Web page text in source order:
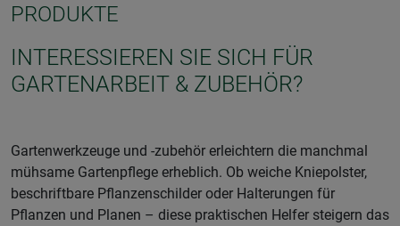
PRODUKTE
INTERESSIEREN SIE SICH FÜR
GARTENARBEIT & ZUBEHÖR?
Gartenwerkzeuge und -zubehör erleichtern die manchmal
mühsame Gartenpflege erheblich. Ob weiche Kniepolster,
beschriftbare Pflanzenschilder oder Halterungen für
Pflanzen und Planen – diese praktischen Helfer steigern das